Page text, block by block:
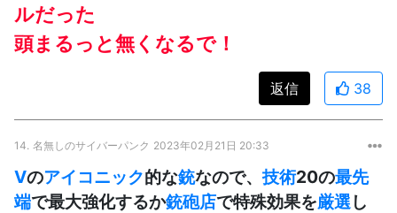
ルだった
頭まるっと無くなるで！
返信 38
14. 名無しのサイバーパンク 2023年02月21日 20:33
Vのアイコニック的な銃なので、技術20の最先
端で最大強化するか銃砲店で特殊効果を厳選し